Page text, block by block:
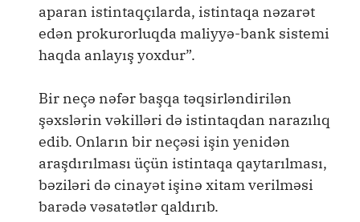
aparan istintaqçılarda, istintaqa nəzarət
edən prokurorluqda maliyyə-bank sistemi
haqda anlayış yoxdur”.
Bir neçə nəfər başqa təqsirləndirilən
şəxslərin vəkilləri də istintaqdan narazılıq
edib. Onların bir neçəsi işin yenidən
araşdırılması üçün istintaqa qaytarılması,
bəziləri də cinayət işinə xitam verilməsi
barədə vəsatətlər qaldırıb.